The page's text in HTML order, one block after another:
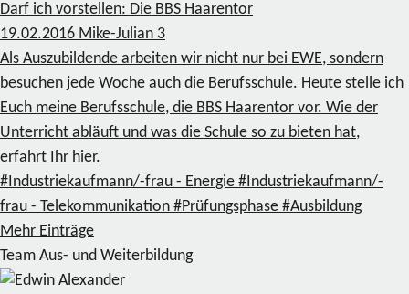
Darf ich vorstellen: Die BBS Haarentor
19.02.2016 Mike-Julian 3
Als Auszubildende arbeiten wir nicht nur bei EWE, sondern
besuchen jede Woche auch die Berufsschule. Heute stelle ich
Euch meine Berufsschule, die BBS Haarentor vor. Wie der
Unterricht abläuft und was die Schule so zu bieten hat,
erfahrt Ihr hier.
#Industriekaufmann/-frau - Energie #Industriekaufmann/-
frau - Telekommunikation #Prüfungsphase #Ausbildung
Mehr Einträge
Team Aus- und Weiterbildung